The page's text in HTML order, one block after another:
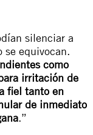
silenciar a
se equivocan.
como
irritación de
fiel tanto en
de inmediato
.”